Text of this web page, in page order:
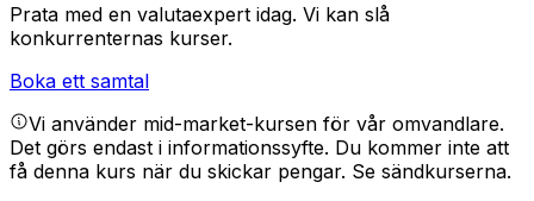
Prata med en valutaexpert idag. Vi kan slå
konkurrenternas kurser.
Boka ett samtal
Vi använder mid-market-kursen för vår omvandlare.
Det görs endast i informationssyfte. Du kommer inte att
få denna kurs när du skickar pengar. Se sändkurserna.